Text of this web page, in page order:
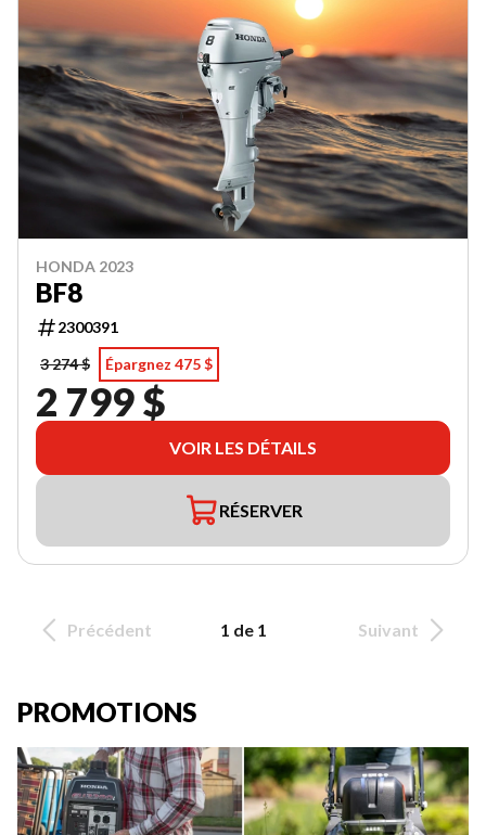
HONDA 2023
BF8
2300391
3 274 $
Épargnez 475 $
2 799 $
VOIR LES DÉTAILS
RÉSERVER
Précédent 1 de 1 Suivant
PROMOTIONS